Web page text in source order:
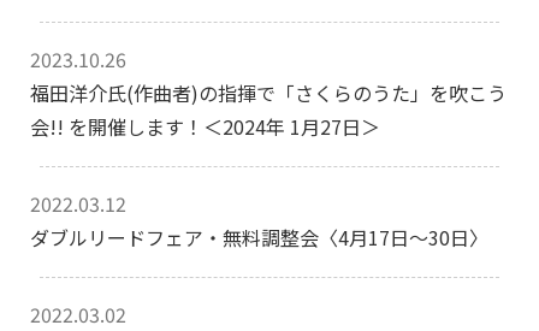
2023.10.26
福田洋介氏(作曲者)の指揮で「さくらのうた」を吹こう
会!! を開催します！＜2024年 1月27日＞
2022.03.12
ダブルリードフェア・無料調整会〈4月17日～30日〉
2022.03.02